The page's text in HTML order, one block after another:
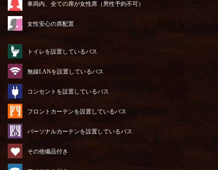
車両内、全ての席が女性席（男性予約不可）
女性安心の席配置
トイレを設置しているバス
無線LANを設置しているバス
コンセントを設置しているバス
フロントカーテンを設置しているバス
パーソナルカーテンを設置しているバス
その他備品付き